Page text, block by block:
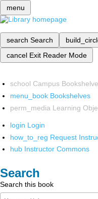
menu
search Search
cancel Exit Reader Mode
school Campus
menu_book Bookshelves
perm_media Learning
login Login
how_to_reg Request
hub Instructor Commons
Search
Search this book